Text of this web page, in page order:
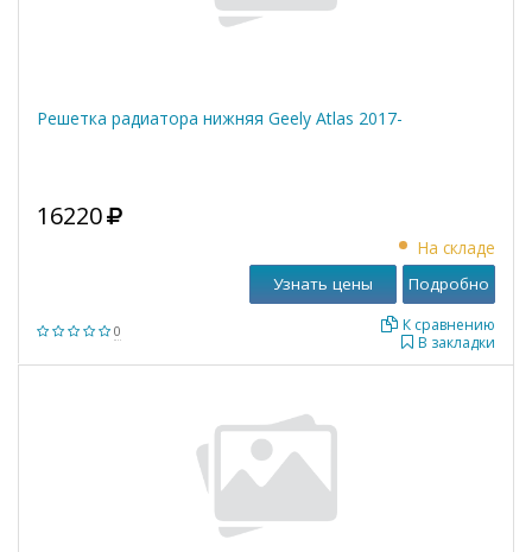
Решетка радиатора нижняя Geely Atlas 2017-
0
16220
На складе
В закладки
К сравнению
Узнать цены Подробно